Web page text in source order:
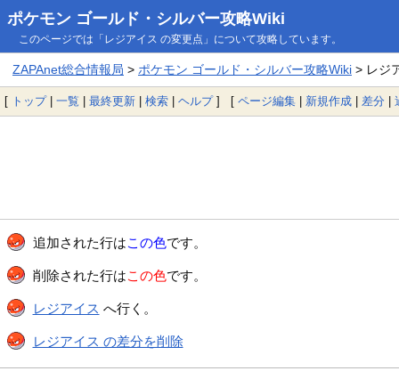
ポケモン ゴールド・シルバー攻略Wiki
このページでは「レジアイス の変更点」について攻略しています。
ZAPAnet総合情報局 > ポケモン ゴールド・シルバー攻略Wiki> レジ
[ トップ| 一覧 | 最終更新 | 検索 | ヘルプ] [ ページ編集 | 新規作成 | 差分 |
追加された行はこの色です。
削除された行はこの色です。
レジアイス へ行く。
レジアイス の差分を削除